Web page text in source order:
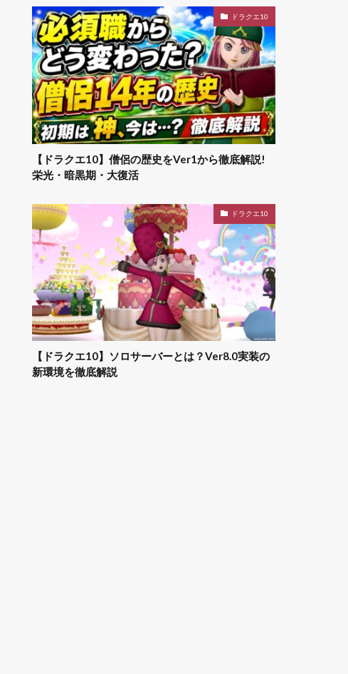
ドラクエ10
【ドラクエ10】僧侶の歴史をVer1から徹底解説!
栄光・暗黒期・大復活
ドラクエ10
【ドラクエ10】ソロサーバーとは？Ver8.0実装の
新環境を徹底解説